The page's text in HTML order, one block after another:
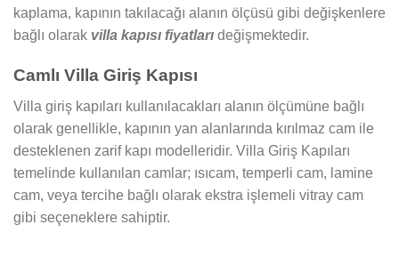
kaplama, kapının takılacağı alanın ölçüsü gibi değişkenlere
bağlı olarak villa kapısı fiyatları değişmektedir.
Camlı Villa Giriş Kapısı
Villa giriş kapıları kullanılacakları alanın ölçümüne bağlı
olarak genellikle, kapının yan alanlarında kırılmaz cam ile
desteklenen zarif kapı modelleridir. Villa Giriş Kapıları
temelinde kullanılan camlar; ısıcam, temperli cam, lamine
cam, veya tercihe bağlı olarak ekstra işlemeli vitray cam
gibi seçeneklere sahiptir.